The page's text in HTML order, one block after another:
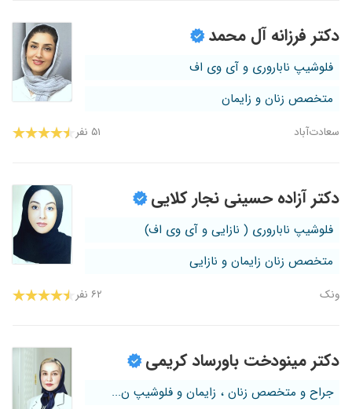
دکتر فرزانه آل محمد
فلوشیپ ناباروری و آی وی اف
متخصص زنان و زایمان
سعادت‌آباد ۵۱ نفر
دکتر آزاده حسینی نجار کلایی
فلوشیپ ناباروری ( نازایی و آی وی اف)
متخصص زنان زایمان و نازایی
ونک ۶۲ نفر
دکتر مینودخت باورساد کریمی
جراح و متخصص زنان ، زایمان و فلوشیپ ن...